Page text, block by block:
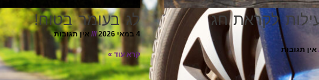
לקראת חג
אין תגובות
לג בעומר בטוח!
4 במאי 2026 אין תגובות
קרא עוד »